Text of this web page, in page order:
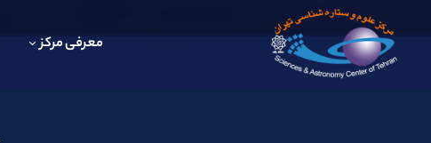
معرفی مرکز